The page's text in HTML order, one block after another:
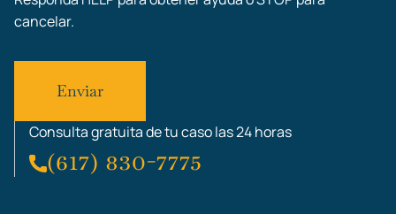
cancelar.
Consulta gratuita de tu caso las 24 horas
(617) 830-7775